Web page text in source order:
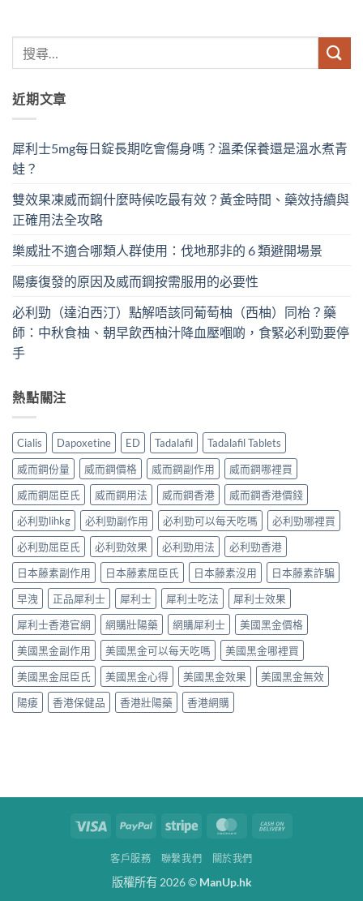
近期文章
犀利士5mg每日錠長期吃會傷身嗎？溫柔保養還是溫水煮青
蛙？
雙效果凍威而鋼什麼時候吃最有效？黃金時間、藥效持續與
正確用法全攻略
樂威壯不適合哪類人群使用：伐地那非的 6 類避開場景
陽痿復發的原因及威而鋼按需服用的必要性
必利勁（達泊西汀）點解唔該同葡萄柚（西柚）同枱？藥
師：中秋食柚、朝早飲西柚汁降血壓嗰啲，食緊必利勁要停
手
熱點關注
Cialis Dapoxetine ED Tadalafil
Tadalafil Tablets
威而鋼份量
威而鋼價格 威而鋼副作用
威而鋼哪裡買
威而鋼屈臣氏
威而鋼用法 威而鋼香港
威而鋼香港價錢
必利勁lihkg
必利勁副作用 必利勁可以每天吃嗎
必利勁哪裡買
必利勁屈臣氏
必利勁效果 必利勁用法
必利勁香港
日本藤素副作用
日本藤素屈臣氏 日本藤素沒用
日本藤素詐騙
早洩
正品犀利士 犀利士 犀利士吃法
犀利士效果
犀利士香港官網
網購壯陽藥 網購犀利士
美國黑金價格
美國黑金副作用
美國黑金可以每天吃嗎
美國黑金哪裡買
美國黑金屈臣氏
美國黑金心得 美國黑金效果
美國黑金無效
陽痿
香港保健品 香港壯陽藥 香港網購
Visa PayPal Stripe MasterCard
客戶服務 聯繫我們 關於我們
版權所有 2026 © ManUp.hk